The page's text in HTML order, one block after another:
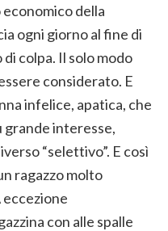
della
ogni giorno al fine di
colpa. Il solo modo
considerato. E
infelice, apatica, che
grande interesse,
“selettivo”. E così
ragazzo molto
eccezione
con alle spalle